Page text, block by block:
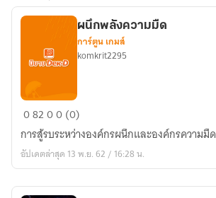
ผนึก
พลัง
ความ
มืด
ผนึกพลังความมืด
การ์ตูน เกมส์
komkrit2295
08200 (0)
การสู้รบระหว่างองค์กรผนึกและองค์กรความมืด
อัปเดตล่าสุด 13 พ.ย. 62 / 16:28 น.